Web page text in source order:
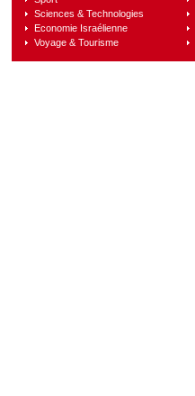
Sciences & Technologies
Economie Israélienne
Voyage & Tourisme